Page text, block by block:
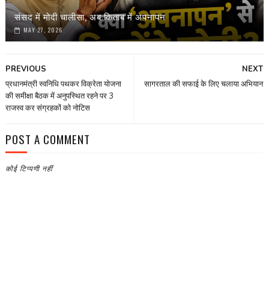
संसद में मोदी चालीसा, अब किताब में अपनापन
MAY 27, 2026
NEXT
सागरताल की सफाई के लिए चलाया अभियान
PREVIOUS
प्रधानमंत्री स्वनिधि पथकर विक्रेता योजना
की समीक्षा बैठक में अनुपस्थित रहने पर 3
राजस्व कर संग्रहकों को नोटिस
POST A COMMENT
कोई टिप्पणी नहीं